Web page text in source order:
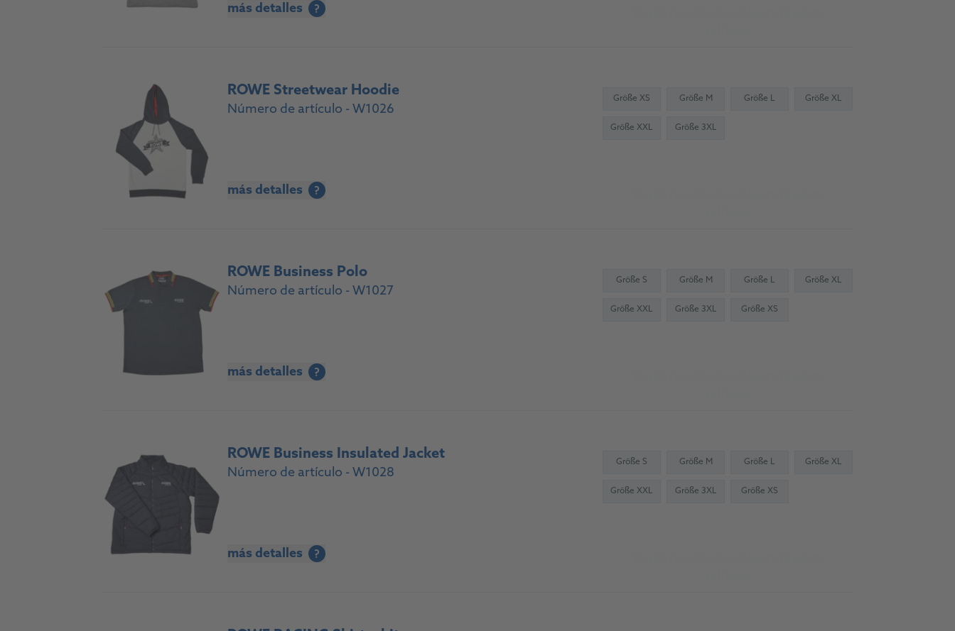
más detalles ?
ROWE Streetwear Hoodie
Número de artículo - W1026
más detalles ?
Größe XS Größe M Größe L Größe XL
Größe XXL Größe 3XL
ROWE Business Polo
Número de artículo - W1027
más detalles ?
Größe S Größe M Größe L Größe XL
Größe XXL Größe 3XL Größe XS
ROWE Business Insulated Jacket
Número de artículo - W1028
más detalles ?
Größe S Größe M Größe L Größe XL
Größe XXL Größe 3XL Größe XS